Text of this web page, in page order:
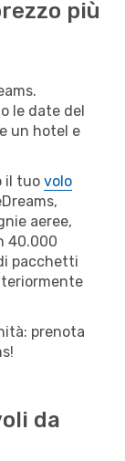
più
le date del
un hotel e
il tuo volo
aeree,
40.000
pacchetti
prenota
da